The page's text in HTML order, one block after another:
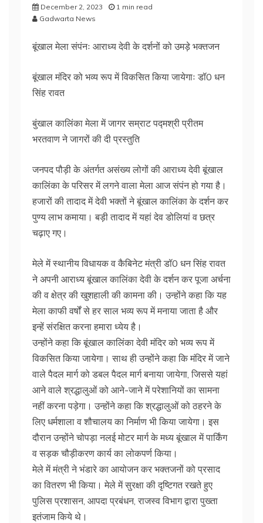
December 2, 2023
1 min read
Gadwarta News
बूंखाल मेला संपंनः आराध्य देवी के दर्शनों को उमड़े भक्तजन
बूंखाल मंदिर को भव्य रूप में विकसित किया जायेगाः डॉ0 धन
सिंह रावत
बुंखाल कालिंका मेला में जागर सम्राट पद्मश्री प्रीतम
भरतवाण ने जागरों की दी प्रस्तुति
जनपद पौड़ी के अंतर्गत असंख्य लोगों की आराध्य देवी बूंखाल
कालिंका के परिसर में लगने वाला मेला आज संपंन हो गया है।
हजारों की तादाद में देवी भक्तों ने बूंखाल कालिंका के दर्शन कर
पुण्य लाभ कमाया। बड़ी तादाद में यहां देव डोलियां व छत्र
चढ़ाए गए।
मेले में स्थानीय विधायक व कैबिनेट मंत्री डॉ0 धन सिंह रावत
ने अपनी आराध्य बूंखाल कालिंका देवी के दर्शन कर पूजा अर्चना
की व क्षेत्र की खुशहाली की कामना की। उन्होंने कहा कि यह
मेला काफी वर्षों से हर साल भव्य रूप में मनाया जाता है और
इन्हें संरक्षित करना हमारा ध्येय है।
उन्होंने कहा कि बूंखाल कालिंका देवी मंदिर को भव्य रूप में
विकसित किया जायेगा। साथ ही उन्होंने कहा कि मंदिर में जाने
वाले पैदल मार्ग को डबल पैदल मार्ग बनाया जायेगा, जिससे यहां
आने वाले श्रद्धालुओं को आने-जाने में परेशानियों का सामना
नहीं करना पड़ेगा। उन्होंने कहा कि श्रद्धालुओं को ठहरने के
लिए धर्मशाला व शौचालय का निर्माण भी किया जायेगा। इस
दौरान उन्होंने चोपड़ा नलई मोटर मार्ग के मध्य बूंखाल में पार्किंग
व सड़क चौड़ीकरण कार्य का लोकपर्ण किया।
मेले में मंत्री ने भंडारे का आयोजन कर भक्तजनों को प्रसाद
का वितरण भी किया। मेले में सुरक्षा की दृष्टिगत रखते हुए
पुलिस प्रशासन, आपदा प्रबंधन, राजस्व विभाग द्वारा पुख्ता
इतंजाम किये थे।